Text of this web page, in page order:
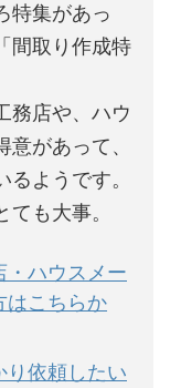
特集があっ
間取り作成特
務店や、ハウ
があって、
ようです。
も大事。
・ハウスメー
はこちらか
り依頼したい